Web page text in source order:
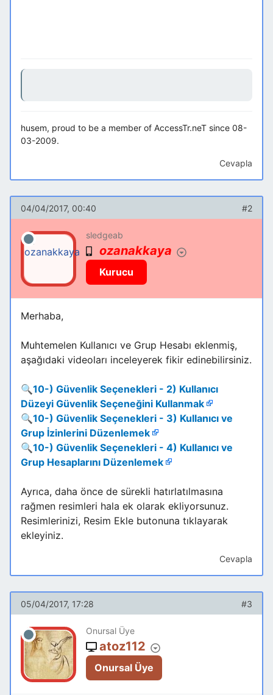
husem, proud to be a member of AccessTr.neT since 08-
03-2009.
Cevapla
04/04/2017, 00:40 #2
sledgeab
ozanakkaya
Kurucu
Merhaba,
Muhtemelen Kullanıcı ve Grup Hesabı eklenmiş,
aşağıdaki videoları inceleyerek fikir edinebilirsiniz.
🔍10-) Güvenlik Seçenekleri - 2) Kullanıcı
Düzeyi Güvenlik Seçeneğini Kullanmak
🔍10-) Güvenlik Seçenekleri - 3) Kullanıcı ve
Grup İzinlerini Düzenlemek
🔍10-) Güvenlik Seçenekleri - 4) Kullanıcı ve
Grup Hesaplarını Düzenlemek
Ayrıca, daha önce de sürekli hatırlatılmasına
rağmen resimleri hala ek olarak ekliyorsunuz.
Resimlerinizi, Resim Ekle butonuna tıklayarak
ekleyiniz.
Cevapla
05/04/2017, 17:28 #3
Onursal Üye
atoz112
Onursal Üye